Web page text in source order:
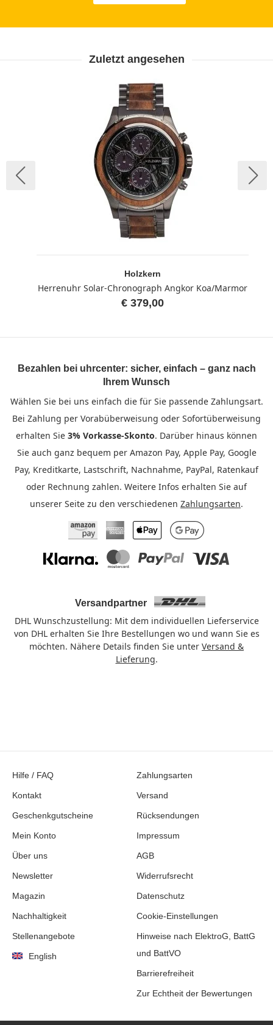
Zuletzt angesehen
Holzkern
Herrenuhr Solar-Chronograph Angkor Koa/Marmor
€ 379,00
Bezahlen bei uhrcenter: sicher, einfach – ganz nach
Ihrem Wunsch
Wählen Sie bei uns einfach die für Sie passende Zahlungsart.
Bei Zahlung per Vorabüberweisung oder Sofortüberweisung
erhalten Sie 3% Vorkasse-Skonto. Darüber hinaus können
Sie auch ganz bequem per Amazon Pay, Apple Pay, Google
Pay, Kreditkarte, Lastschrift, Nachnahme, PayPal, Ratenkauf
oder Rechnung zahlen. Weitere Infos erhalten Sie auf
unserer Seite zu den verschiedenen Zahlungsarten.
Amazon PayAmerican Express
Apple PayGoogle Pay
Klarna MastercardPayPal Visa
Versandpartner
DHL Wunschzustellung: Mit dem individuellen Lieferservice
von DHL erhalten Sie Ihre Bestellungen wo und wann Sie es
möchten. Nähere Details finden Sie unter Versand &
Lieferung.
Hilfe / FAQ
Kontakt
Geschenkgutscheine
Mein Konto
Über uns
Newsletter
Magazin
Nachhaltigkeit
Stellenangebote
English
Zahlungsarten
Versand
Rücksendungen
Impressum
AGB
Widerrufsrecht
Datenschutz
Cookie-Einstellungen
Hinweise nach ElektroG, BattG
und BattVO
Barrierefreiheit
Zur Echtheit der Bewertungen